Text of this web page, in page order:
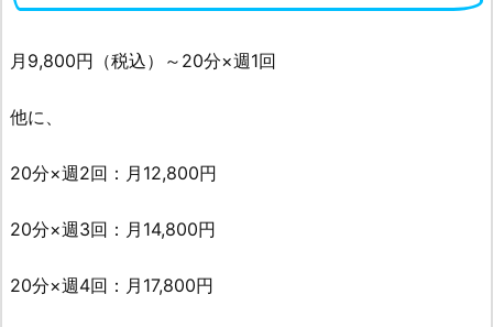
月9,800円（税込）～20分×週1回
他に、
20分×週2回：月12,800円
20分×週3回：月14,800円
20分×週4回：月17,800円